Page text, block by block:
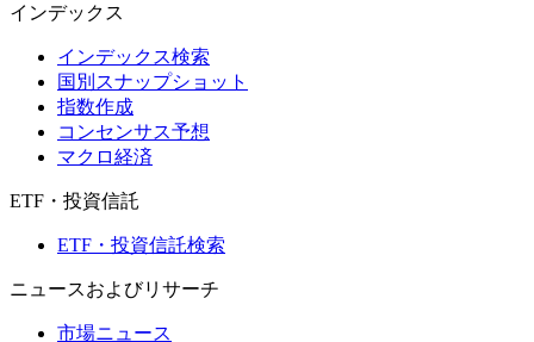
インデックス
インデックス検索
国別スナップショット
指数作成
コンセンサス予想
マクロ経済
ETF・投資信託
ETF・投資信託検索
ニュースおよびリサーチ
市場ニュース